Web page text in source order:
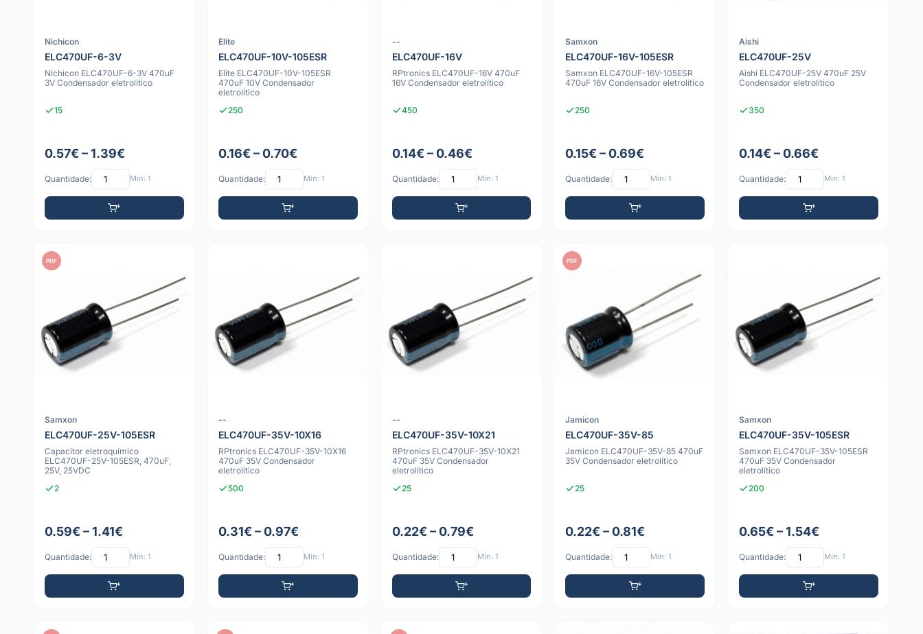
Nichicon
ELC470UF-6-3V
Nichicon ELC470UF-6-3V 470uF
3V Condensador eletrolítico
15
0.57€ – 1.39€
Quantidade: Mín: 1
Elite
ELC470UF-10V-105ESR
Elite ELC470UF-10V-105ESR
470uF 10V Condensador
eletrolítico
250
0.16€ – 0.70€
Quantidade: Mín: 1
--
ELC470UF-16V
RPtronics ELC470UF-16V 470uF
16V Condensador eletrolítico
450
0.14€ – 0.46€
Quantidade: Mín: 1
Samxon
ELC470UF-16V-105ESR
Samxon ELC470UF-16V-105ESR
470uF 16V Condensador eletrolítico
250
0.15€ – 0.69€
Quantidade: Mín: 1
Aishi
ELC470UF-25V
Aishi ELC470UF-25V 470uF 25V
Condensador eletrolítico
350
0.14€ – 0.66€
Quantidade: Mín: 1
PDF
Samxon
ELC470UF-25V-105ESR
Capacitor eletroquímico
ELC470UF-25V-105ESR, 470uF,
25V, 25VDC
2
0.59€ – 1.41€
Quantidade: Mín: 1
--
ELC470UF-35V-10X16
RPtronics ELC470UF-35V-10X16
470uF 35V Condensador
eletrolítico
500
0.31€ – 0.97€
Quantidade: Mín: 1
--
ELC470UF-35V-10X21
RPtronics ELC470UF-35V-10X21
470uF 35V Condensador
eletrolítico
25
0.22€ – 0.79€
Quantidade: Mín: 1
PDF
Jamicon
ELC470UF-35V-85
Jamicon ELC470UF-35V-85 470uF
35V Condensador eletrolítico
25
0.22€ – 0.81€
Quantidade: Mín: 1
Samxon
ELC470UF-35V-105ESR
Samxon ELC470UF-35V-105ESR
470uF 35V Condensador
eletrolítico
200
0.65€ – 1.54€
Quantidade: Mín: 1